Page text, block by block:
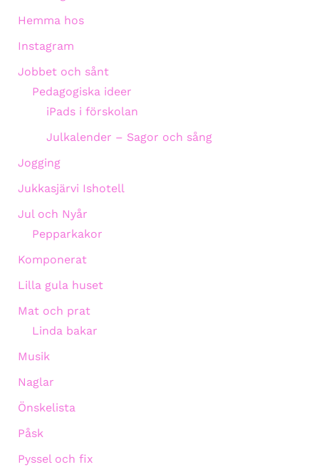
Hemma hos
Instagram
Jobbet och sånt
Pedagogiska ideer
iPads i förskolan
Julkalender – Sagor och sång
Jogging
Jukkasjärvi Ishotell
Jul och Nyår
Pepparkakor
Komponerat
Lilla gula huset
Mat och prat
Linda bakar
Musik
Naglar
Önskelista
Påsk
Pyssel och fix